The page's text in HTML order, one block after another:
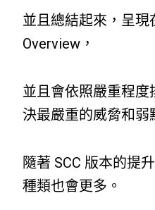
並且總結起來，呈現
Overview，
並且會依照嚴重程
決最嚴重的威脅和弱
隨著 SCC 版本的提
種類也會更多。